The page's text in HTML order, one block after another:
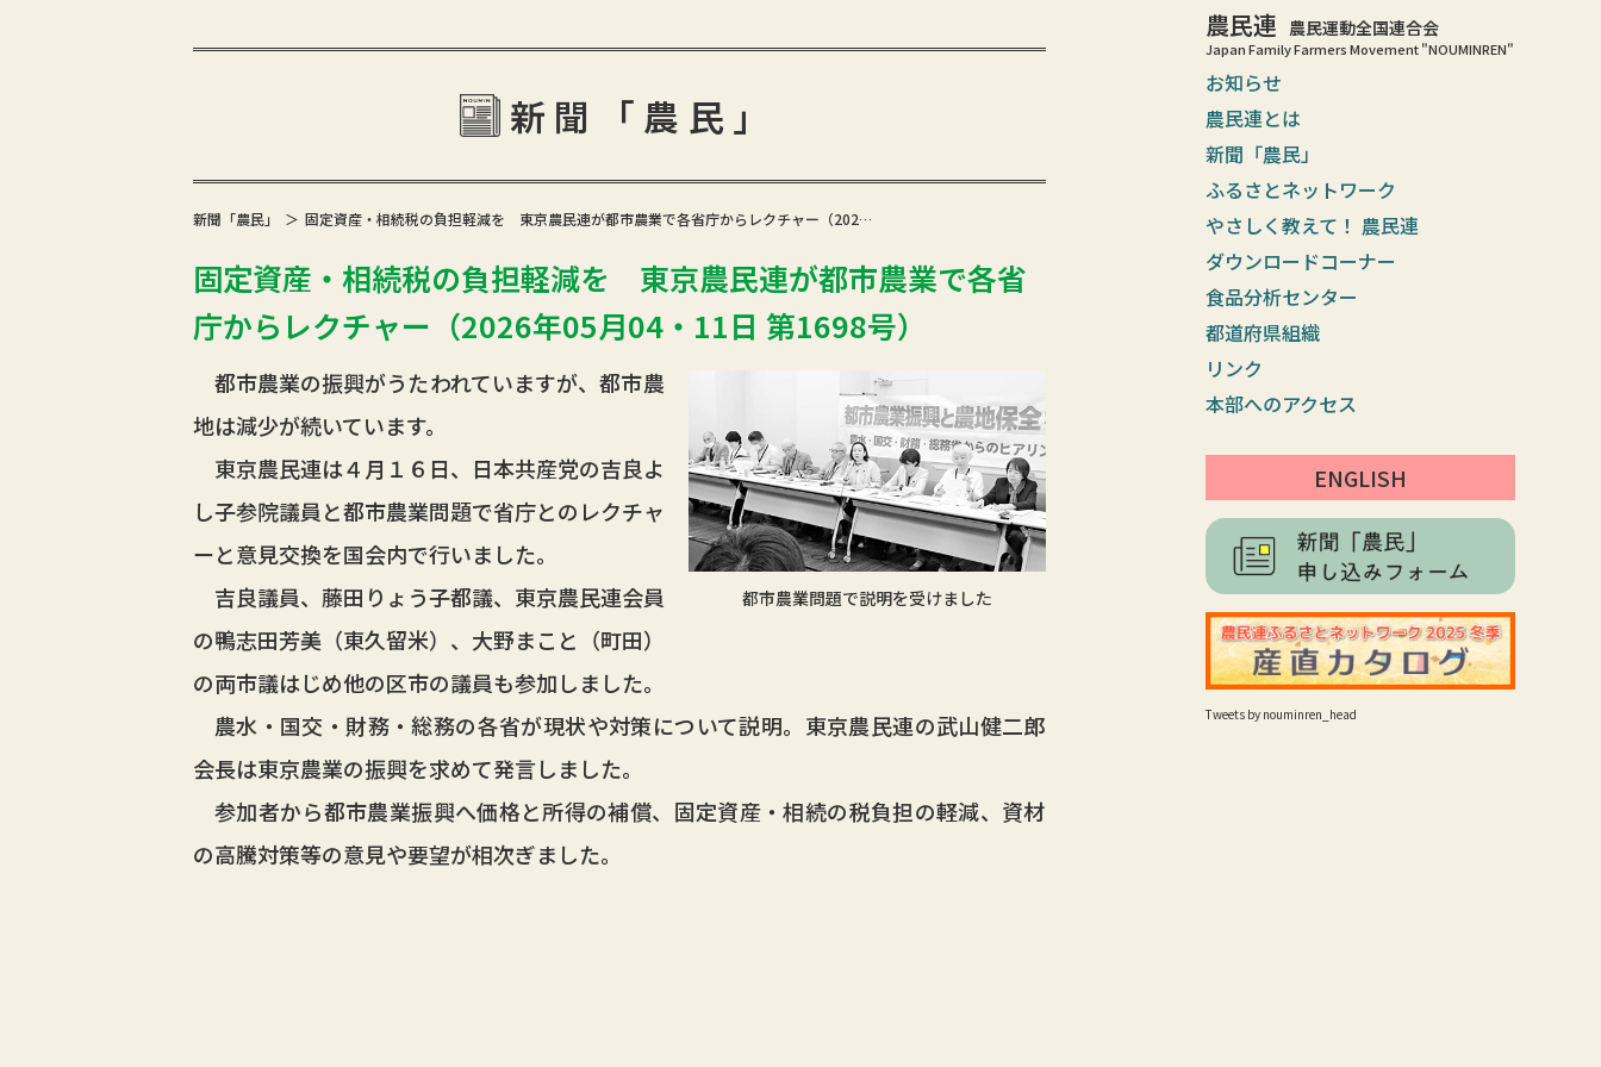
農民連 農民運動全国連合会
Japan Family Farmers Movement "NOUMINREN"
お知らせ
農民連とは
新聞「農民」
ふるさとネットワーク
やさしく教えて！ 農民連
ダウンロードコーナー
食品分析センター
都道府県組織
リンク
本部へのアクセス
ENGLISH
Tweets by nouminren_head
新聞「農民」
新聞「農民」 固定資産・相続税の負担軽減を 東京農民連が都市農業で各省庁からレクチャー（202…
固定資産・相続税の負担軽減を 東京農民連が都市農業で各省
庁からレクチャー（2026年05月04・11日 第1698号）
都市農業問題で説明を受けました
都市農業の振興がうたわれていますが、都市農
地は減少が続いています。
東京農民連は４月１６日、日本共産党の吉良よ
し子参院議員と都市農業問題で省庁とのレクチャ
ーと意見交換を国会内で行いました。
吉良議員、藤田りょう子都議、東京農民連会員
の鴨志田芳美（東久留米）、大野まこと（町田）
の両市議はじめ他の区市の議員も参加しました。
農水・国交・財務・総務の各省が現状や対策について説明。東京農民連の武山健二郎
会長は東京農業の振興を求めて発言しました。
参加者から都市農業振興へ価格と所得の補償、固定資産・相続の税負担の軽減、資材
の高騰対策等の意見や要望が相次ぎました。